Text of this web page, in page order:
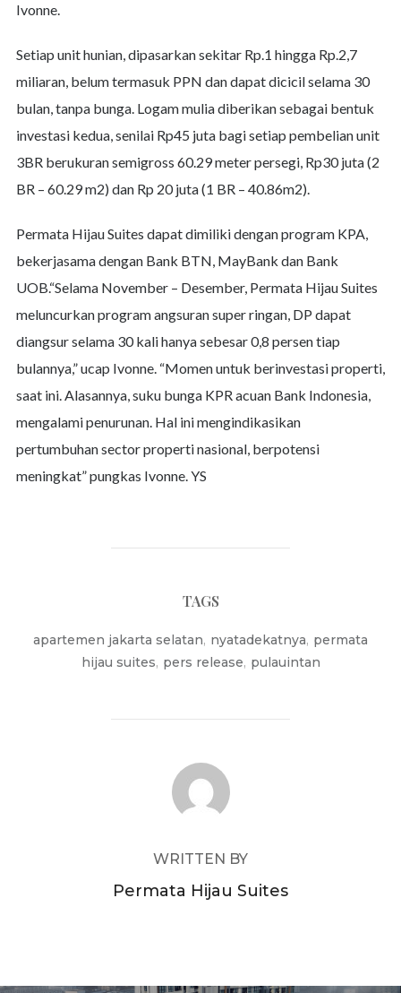
Ivonne.
Setiap unit hunian, dipasarkan sekitar Rp.1 hingga Rp.2,7
miliaran, belum termasuk PPN dan dapat dicicil selama 30
bulan, tanpa bunga. Logam mulia diberikan sebagai bentuk
investasi kedua, senilai Rp45 juta bagi setiap pembelian unit
3BR berukuran semigross 60.29 meter persegi, Rp30 juta (2
BR – 60.29 m2) dan Rp 20 juta (1 BR – 40.86m2).
Permata Hijau Suites dapat dimiliki dengan program KPA,
bekerjasama dengan Bank BTN, MayBank dan Bank
UOB.“Selama November – Desember, Permata Hijau Suites
meluncurkan program angsuran super ringan, DP dapat
diangsur selama 30 kali hanya sebesar 0,8 persen tiap
bulannya,” ucap Ivonne. “Momen untuk berinvestasi properti,
saat ini. Alasannya, suku bunga KPR acuan Bank Indonesia,
mengalami penurunan. Hal ini mengindikasikan
pertumbuhan sector properti nasional, berpotensi
meningkat” pungkas Ivonne. YS
TAGS
apartemen jakarta selatan, nyatadekatnya, permata
hijau suites, pers release, pulauintan
POST AUTHOR
WRITTEN BY
Permata Hijau Suites